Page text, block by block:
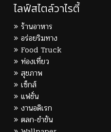
ไลฟ์สไตล์วาไรตี้
ร้านอาหาร
อร่อยริมทาง
Food Truck
ท่องเที่ยว
สุขภาพ
เซ็กส์
แฟชั่น
งานอดิเรก
ตลก-ขำขัน